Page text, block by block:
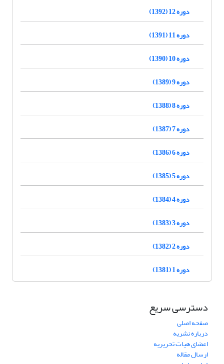
دوره 12 (1392)
دوره 11 (1391)
دوره 10 (1390)
دوره 9 (1389)
دوره 8 (1388)
دوره 7 (1387)
دوره 6 (1386)
دوره 5 (1385)
دوره 4 (1384)
دوره 3 (1383)
دوره 2 (1382)
دوره 1 (1381)
دسترسی سریع
صفحه اصلی
درباره نشریه
اعضای هیات تحریریه
ارسال مقاله